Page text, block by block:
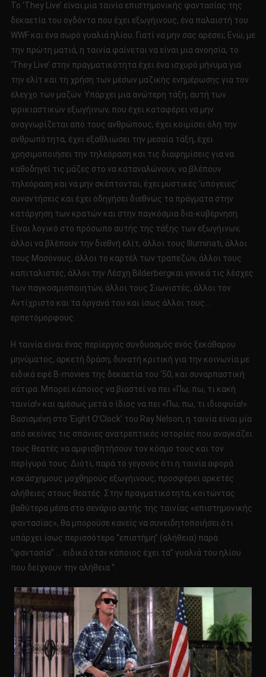
Το ‘They Live’ είναι μια ταινία επιστημονικής φαντασίας της
δεκαετία του ογδόντα που έχει εξωγήινους, ένα παλαιστή του
WWF και ένα σωρό γυαλιά ηλίου. Γιατί να μην σας αρέσει; Ενώ, με
την πρώτη ματιά, η ταινία φαίνεται να είναι μια ανοησία, το
‘They Live’ στην πραγματικότητα έχει ένα ισχυρό μήνυμα για
την ελίτ και τη χρήση των μέσων μαζικής ενημέρωσης για τον
έλεγχο των μαζών. Υπάρχει μια ανώτερη τάξη, αυτή των
φρικιαστικών εξωγήινων, που έχει καταφέρει να μην
αναγνωρίζεται από τους ανθρώπους, έχει κοιμίσει όλη την
ανθρωπότητα, έχει εξαθλιώσει την μεσαία τάξη, έχει
χρησιμοποιήσει την τηλεόραση και τις διαφημίσεις για να
καθοδηγεί τις μάζες στο να καταναλώνουν, να βλέπουν
τηλεόραση και να μην σκέπτονται, έχει μυστικές ‘υπόγειες’
συναντήσεις και έχει οδηγήσει διεθνώς τα πράγματα στην
κατάργηση των κρατών και στην παγκόσμια δια-κυβέρνηση.
Είναι λογικό στο πρόσωπο αυτής της τάξης των εξωγήινων,
άλλοι να βλέπουν την διεθνή ελίτ, άλλοι τους Illuminati, άλλοι
τους Μασόνους, άλλοι το καρτέλ των τραπεζών, άλλοι τους
καπιταλιστές, άλλοι την Λέσχη Bilderbergκαι γενικά τις λέσχες
των παγκοσμιοποιητών, άλλοι τους Σιωνιστές, άλλοι τον
Αντίχριστο και τα όργανά του και ίσως άλλοι τους….
ερπετόμορφους.
Η ταινία είναι ένας περίεργος συνδυασμός ενός ξεκάθαρου
μηνύματος, αρκετή δράση, δυνατή κριτική για την κοινωνία με
ειδικά εφέ Β-movies της δεκαετία του ‘50, και συναρπαστική
σάτιρα. Μπορεί κάποιος να βιαστεί να πει «Πω, πω, τι κακή
ταινία!» και αμέσως μετά ο ίδιος να πει «Πω, πω, τι ιδιοφυΐα!».
Βασισμένη στο ‘Eight O’Clock’ του Ray Nelson, η ταινία είναι μία
από εκείνες τις σπάνιες ανατρεπτικές ιστορίες που αναγκάζει
τους θεατές να αμφισβητήσουν τον κόσμο τους και τον
περίγυρό τους. Διότι, παρά το γεγονός ότι η ταινία αφορά
κακάσχημους μοχθηρούς εξωγήινους, προσφέρει αρκετές
αλήθειες στους θεατές. Στην πραγματικότητα, κοιτώντας
βαθύτερα μέσα στο σενάριο αυτής της ταινίας «επιστημονικής
φαντασίας», θα μπορούσε κανείς να συνειδητοποιήσει ότι
υπάρχει ίσως περισσότερο “επιστήμη” (αλήθεια) παρά
“φαντασία” … ειδικά όταν κάποιος έχει τα” γυαλιά του ηλίου
που δείχνουν την αλήθεια “.